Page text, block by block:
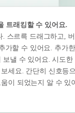
트래킹할 수 있어요.
스르륵 드래그하고, 버
가할 수 있어요. 추가한
보낼 수 있어요. 시도한
세요. 간단히 신호등
이 되었는지 알 수 있